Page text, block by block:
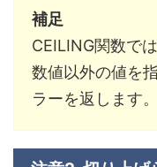
補足
CEILING関数で
数値以外の値を
ラーを返します。